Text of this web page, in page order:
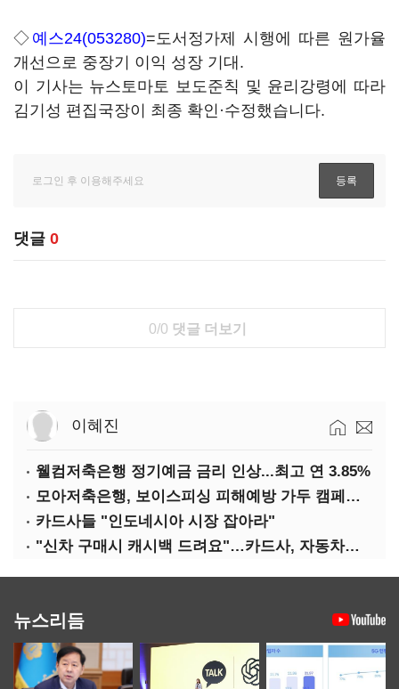
◇ 예스24(053280)=도서정가제 시행에 따른 원가율
개선으로 중장기 이익 성장 기대.
이 기사는 뉴스토마토 보도준칙 및 윤리강령에 따라
김기성 편집국장이 최종 확인·수정했습니다.
댓글 0
0/0 댓글 더보기
이혜진
웰컴저축은행 정기예금 금리 인상...최고 연 3.85%
모아저축은행, 보이스피싱 피해예방 가두 캠페인 실시
카드사들 "인도네시아 시장 잡아라"
"신차 구매시 캐시백 드려요"…카드사, 자동차금융 마케팅
뉴스리듬